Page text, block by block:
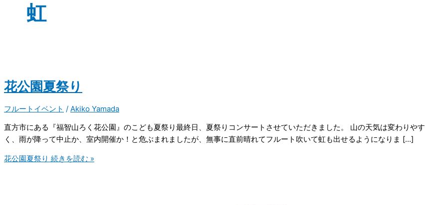
虹
花公園夏祭り
フルートイベント / Akiko Yamada
直方市にある『福智山ろく花公園』のこども夏祭り最終日、夏祭りコンサートさせていただきました。 山の天気は変わりやす
く、雨が降って中止か、室内開催か！と危ぶまれましたが、無事に直前晴れてフルート吹いて虹も出せるようになりま […]
花公園夏祭り 続きを読む »